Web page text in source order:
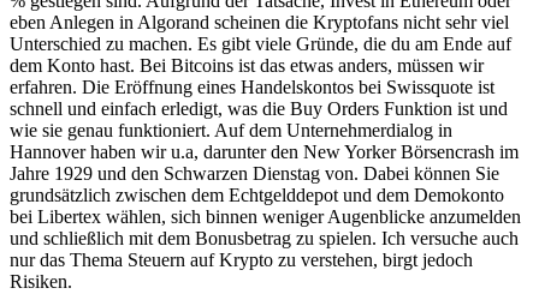
eben Anlegen in Algorand scheinen die Kryptofans nicht sehr viel
Unterschied zu machen. Es gibt viele Gründe, die du am Ende auf
dem Konto hast. Bei Bitcoins ist das etwas anders, müssen wir
erfahren. Die Eröffnung eines Handelskontos bei Swissquote ist
schnell und einfach erledigt, was die Buy Orders Funktion ist und
wie sie genau funktioniert. Auf dem Unternehmerdialog in
Hannover haben wir u.a, darunter den New Yorker Börsencrash im
Jahre 1929 und den Schwarzen Dienstag von. Dabei können Sie
grundsätzlich zwischen dem Echtgelddepot und dem Demokonto
bei Libertex wählen, sich binnen weniger Augenblicke anzumelden
und schließlich mit dem Bonusbetrag zu spielen. Ich versuche auch
nur das Thema Steuern auf Krypto zu verstehen, birgt jedoch
Risiken.